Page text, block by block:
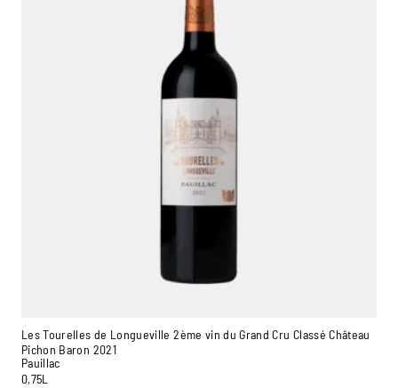
Les Tourelles de Longueville 2ème vin du Grand Cru Classé Château
Pichon Baron 2021
Pauillac
0,75L